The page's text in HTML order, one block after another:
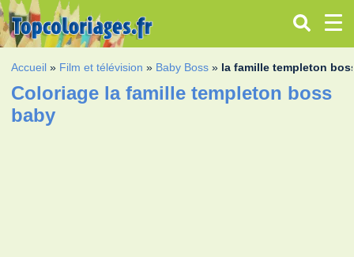
Accueil » Film et télévision » Baby Boss » la famille templeton
Coloriage la famille templeton boss
baby